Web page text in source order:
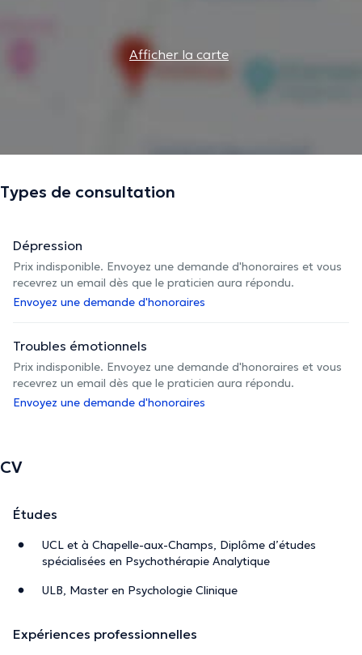
Afficher la carte
Types de consultation
Dépression
Prix indisponible. Envoyez une demande d'honoraires et vous
recevrez un email dès que le praticien aura répondu.
Envoyez une demande d'honoraires
Troubles émotionnels
Prix indisponible. Envoyez une demande d'honoraires et vous
recevrez un email dès que le praticien aura répondu.
Envoyez une demande d'honoraires
CV
Études
UCL et à Chapelle-aux-Champs, Diplôme d’études
spécialisées en Psychothérapie Analytique
ULB, Master en Psychologie Clinique
Expériences professionnelles